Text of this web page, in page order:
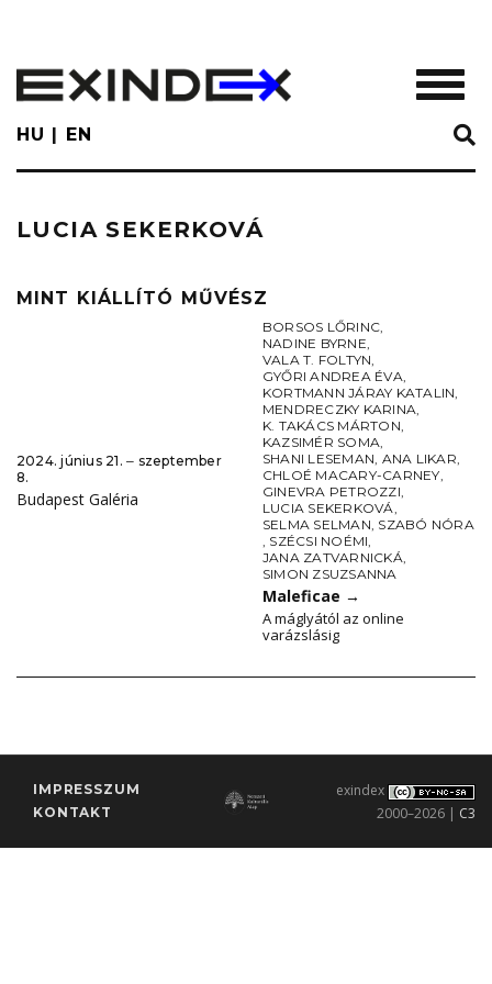
main
content
HU EN
LUCIA SEKERKOVÁ
MINT KIÁLLÍTÓ MŰVÉSZ
2024. június 21. ‒ szeptember
8.
Budapest Galéria
BORSOS LŐRINC,
NADINE BYRNE,
VALA T. FOLTYN,
GYŐRI ANDREA ÉVA,
KORTMANN JÁRAY KATALIN,
MENDRECZKY KARINA,
K. TAKÁCS MÁRTON,
KAZSIMÉR SOMA,
SHANI LESEMAN, ANA LIKAR,
CHLOÉ MACARY-CARNEY,
GINEVRA PETROZZI,
LUCIA SEKERKOVÁ,
SELMA SELMAN, SZABÓ NÓRA
, SZÉCSI NOÉMI,
JANA ZATVARNICKÁ,
SIMON ZSUZSANNA
Maleficae →
A máglyától az online
varázslásig
IMPRESSZUM
KONTAKT
exindex
2000–2026 | C3